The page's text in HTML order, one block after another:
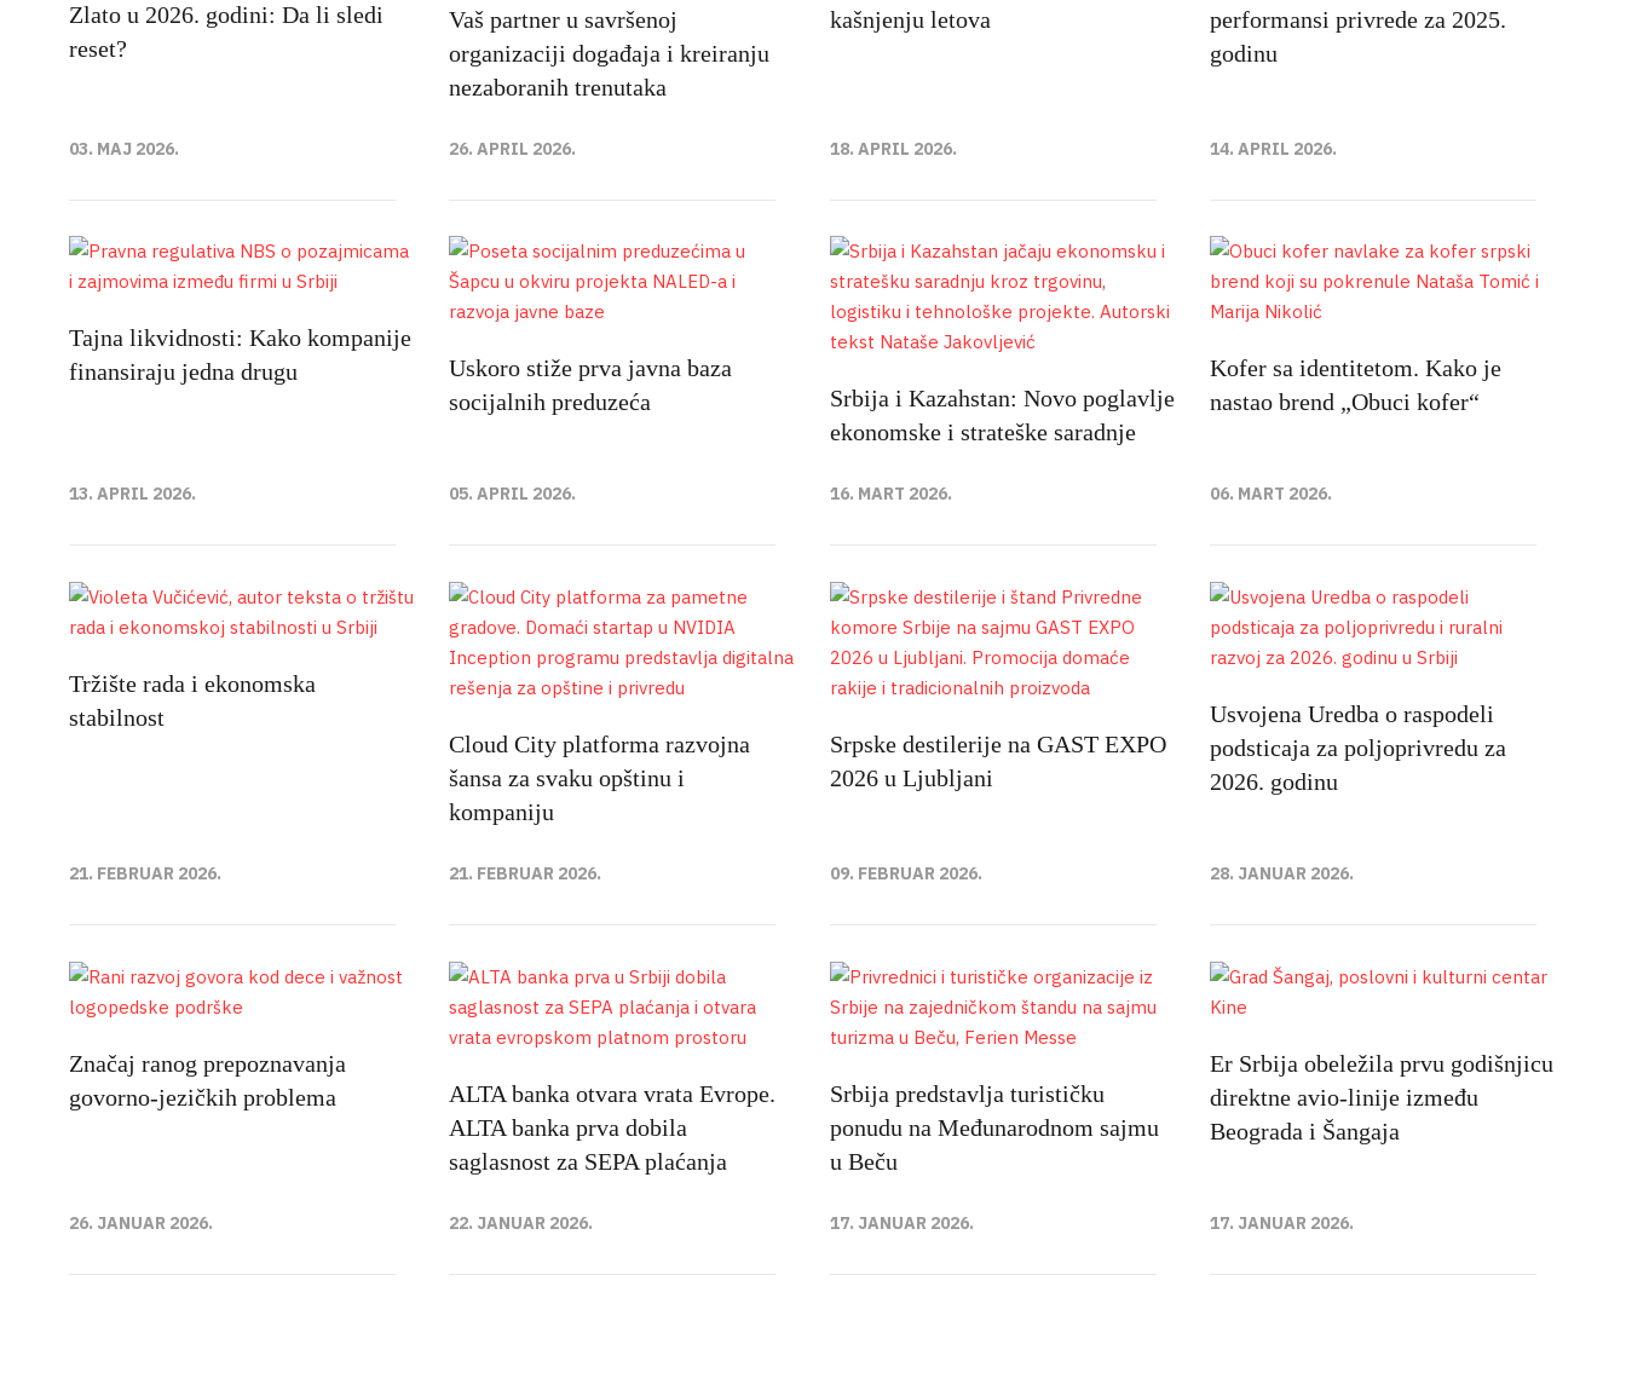
Zlato u 2026. godini: Da li sledi
reset?
03. MAJ 2026.
Vaš partner u savršenoj
organizaciji događaja i kreiranju
nezaboranih trenutaka
26. APRIL 2026.
kašnjenju letova
18. APRIL 2026.
performansi privrede za 2025.
godinu
14. APRIL 2026.
Tajna likvidnosti: Kako kompanije
finansiraju jedna drugu
13. APRIL 2026.
Uskoro stiže prva javna baza
socijalnih preduzeća
05. APRIL 2026.
Srbija i Kazahstan: Novo poglavlje
ekonomske i strateške saradnje
16. MART 2026.
Kofer sa identitetom. Kako je
nastao brend „Obuci kofer“
06. MART 2026.
Tržište rada i ekonomska
stabilnost
21. FEBRUAR 2026.
Cloud City platforma razvojna
šansa za svaku opštinu i
kompaniju
21. FEBRUAR 2026.
Srpske destilerije na GAST EXPO
2026 u Ljubljani
09. FEBRUAR 2026.
Usvojena Uredba o raspodeli
podsticaja za poljoprivredu za
2026. godinu
28. JANUAR 2026.
Značaj ranog prepoznavanja
govorno-jezičkih problema
26. JANUAR 2026.
ALTA banka otvara vrata Evrope.
ALTA banka prva dobila
saglasnost za SEPA plaćanja
22. JANUAR 2026.
Srbija predstavlja turističku
ponudu na Međunarodnom sajmu
u Beču
17. JANUAR 2026.
Er Srbija obeležila prvu godišnjicu
direktne avio-linije između
Beograda i Šangaja
17. JANUAR 2026.